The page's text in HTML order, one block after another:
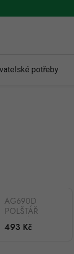
pro podnikatele
potřeby
AG690D
POLŠTÁŘ
ZADNÍ ŽIDLE
45X45CM
493 Kč